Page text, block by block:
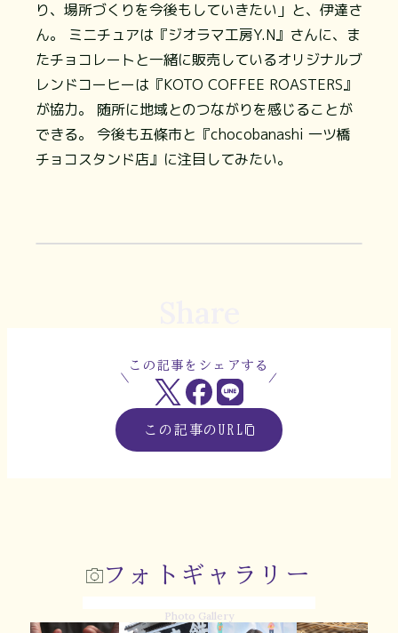
り、場所づくりを今後もしていきたい」と、伊達さ
ん。 ミニチュアは『ジオラマ工房Y.N』さんに、ま
たチョコレートと一緒に販売しているオリジナルブ
レンドコーヒーは『KOTO COFFEE ROASTERS』
が協力。 随所に地域とのつながりを感じることが
できる。 今後も五條市と『chocobanashi 一ツ橋
チョコスタンド店』に注目してみたい。
この記事をシェアする
この記事のURL
フォトギャラリー
Photo Gallery